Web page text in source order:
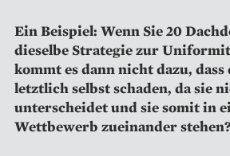
Ein Beispiel: Wenn Sie 20
dieselbe Strategie zur
kommt es dann nicht dazu, dass
letztlich selbst schaden, da sie
unterscheidet und sie somit in
Wett­bewerb zueinander